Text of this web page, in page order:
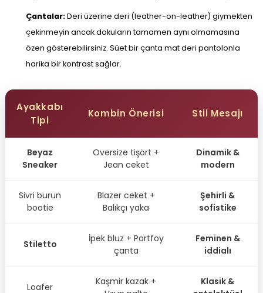
Çantalar:Deri üzerine deri (leather-on-leather) giymekten
çekinmeyin ancak dokuların tamamen aynı olmamasına
özen gösterebilirsiniz. Süet bir çanta mat deri pantolonla
harika bir kontrast sağlar.
Ayakkabı
Tipi
Kombin Önerisi Stil Mesajı
Beyaz
Sneaker
Oversize tişört +
Jean ceket
Dinamik &
modern
Sivri burun
bootie
Blazer ceket +
Balıkçı yaka
Şehirli &
sofistike
Stiletto
İpek bluz + Portföy
çanta
Feminen &
iddialı
Loafer
Kaşmir kazak +
Klasik &